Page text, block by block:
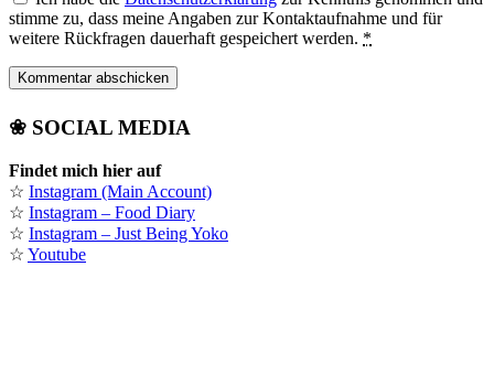
stimme zu, dass meine Angaben zur Kontaktaufnahme und für
weitere Rückfragen dauerhaft gespeichert werden. *
❀ SOCIAL MEDIA
Findet mich hier auf
☆ Instagram (Main Account)
☆ Instagram – Food Diary
☆ Instagram – Just Being Yoko
☆ Youtube